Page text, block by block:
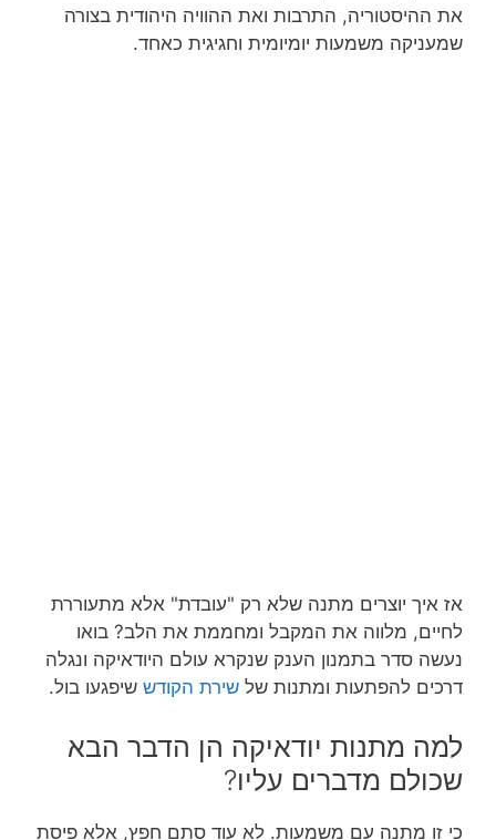
את ההיסטוריה, התרבות ואת ההוויה היהודית בצורה
שמעניקה משמעות יומיומית וחגיגית כאחד.
אז איך יוצרים מתנה שלא רק "עובדת" אלא מתעוררת
לחיים, מלווה את המקבל ומחממת את הלב? בואו
נעשה סדר בתמנון הענק שנקרא עולם היודאיקה ונגלה
דרכים להפתעות ומתנות של שירת הקודש שיפגעו בול.
למה מתנות יודאיקה הן הדבר הבא
שכולם מדברים עליו?
כי זו מתנה עם משמעות. לא עוד סתם חפץ, אלא פיסת